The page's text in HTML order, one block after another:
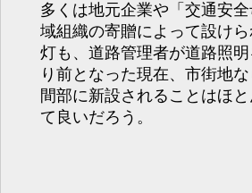
多くは地元企業や「交通安
域組織の寄贈によって設け
灯も、道路管理者が道路照
り前となった現在、市街地
間部に新設されることはほ
て良いだろう。